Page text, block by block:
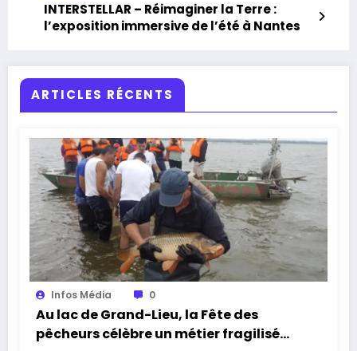
INTERSTELLAR – Réimaginer la Terre :
l’exposition immersive de l’été à Nantes
ARTICLES RÉCENTS
Infos Média 0
Au lac de Grand-Lieu, la Fête des
pêcheurs célèbre un métier fragilisé